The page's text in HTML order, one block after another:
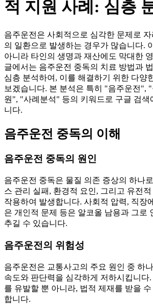
적 지원 사례: 심층
음주운전은 사회적으로 심각한 문제로
의 일환으로 발생하는 경우가 많습니다.
아니라 타인의 생명과 재산에도 막대한
글에서는 음주운전 중독의 치료 방법과
심층 분석하여, 이를 해결하기 위한 다양
보겠습니다. 본 분석은 특히 "음주운전",
원", "사례분석" 등의 키워드로 구글 검색
니다.
음주운전 중독의 이해
음주운전 중독의 원인
음주운전 중독은 물질 의존 증상의 하나
스 관리 실패, 환경적 요인, 그리고 유전
작용하여 발생합니다. 사회적 압력, 직장
은 개인적 문제 등은 알코올 남용과 그로
추길 수 있습니다.
음주운전의 위험성
음주운전은 교통사고의 주요 원인 중 하
속도와 판단력을 심각하게 저하시킵니다
를 유발할 뿐 아니라, 법적 제재를 받을
합니다.